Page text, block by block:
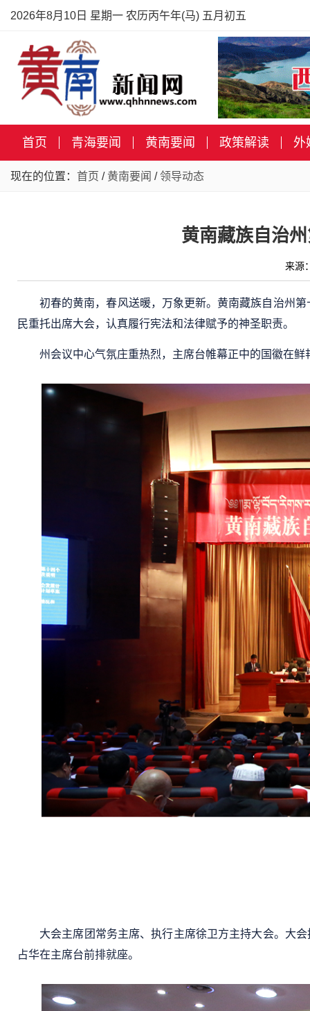
2026年8月10日 星期一 农历丙午年(马) 五月初五
首页 青海要闻 黄南要闻 政策解读 外
现在的位置： 首页 / 黄南要闻 /领导动态
黄南藏族自治
来源
初春的黄南，春风送暖，万象更新。黄南藏族自治州
民重托出席大会，认真履行宪法和法律赋予的神圣职责。
州会议中心气氛庄重热烈，主席台帷幕正中的国徽在
大会主席团常务主席、执行主席徐卫方主持大会。大
占华在主席台前排就座。